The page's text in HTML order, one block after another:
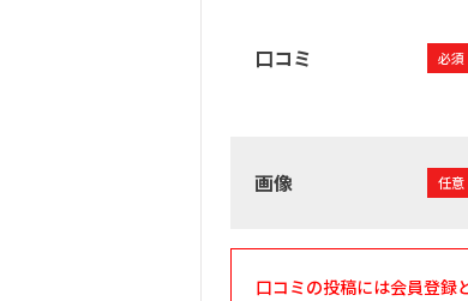
口コミ 必須
画像 任意
口コミの投稿には会員登録